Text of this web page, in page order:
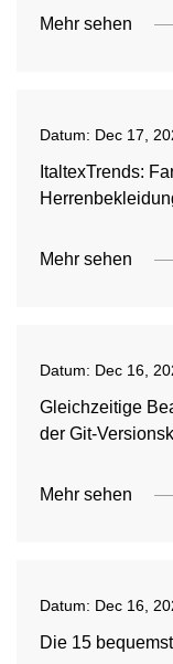
Mehr sehen
Datum: Dec 17,
ItaltexTrends:
Mehr sehen
Datum: Dec 16,
Gleichzeitige
der Git-
Mehr sehen
Datum: Dec 16,
Die 15